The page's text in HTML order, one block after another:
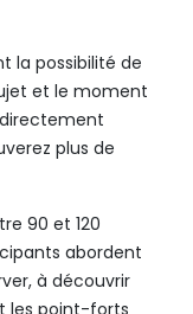
la possibilité de
et le moment
plus de
90 et 120
abordent
à découvrir
les point-forts